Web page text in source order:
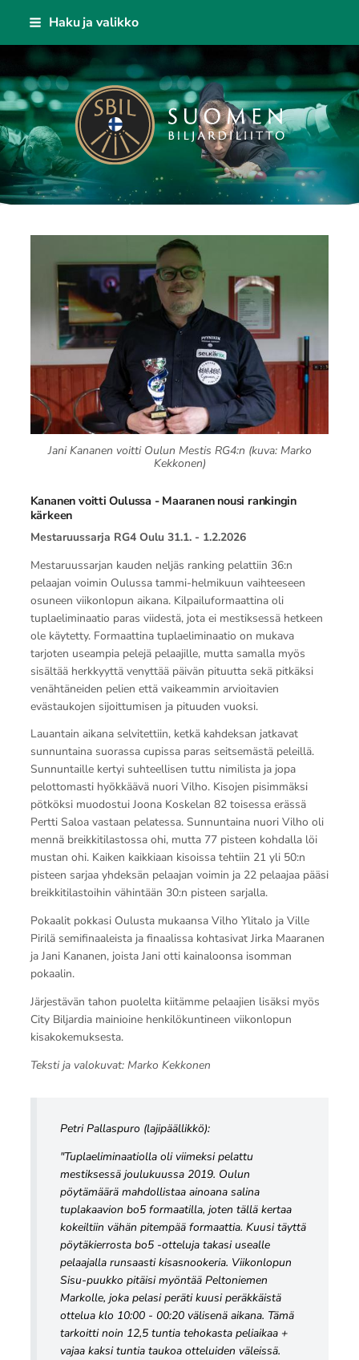
Siirry
sisältöön
Haku ja valikko
Suomen Biljardiliitto ry
Jani Kananen voitti Oulun Mestis RG4:n (kuva: Marko
Kekkonen)
Kananen voitti Oulussa - Maaranen nousi rankingin
kärkeen
Mestaruussarja RG4 Oulu 31.1. - 1.2.2026
Mestaruussarjan kauden neljäs ranking pelattiin 36:n
pelaajan voimin Oulussa tammi-helmikuun vaihteeseen
osuneen viikonlopun aikana. Kilpailuformaattina oli
tuplaeliminaatio paras viidestä, jota ei mestiksessä hetkeen
ole käytetty. Formaattina tuplaeliminaatio on mukava
tarjoten useampia pelejä pelaajille, mutta samalla myös
sisältää herkkyyttä venyttää päivän pituutta sekä pitkäksi
venähtäneiden pelien että vaikeammin arvioitavien
evästaukojen sijoittumisen ja pituuden vuoksi.
Lauantain aikana selvitettiin, ketkä kahdeksan jatkavat
sunnuntaina suorassa cupissa paras seitsemästä peleillä.
Sunnuntaille kertyi suhteellisen tuttu nimilista ja jopa
pelottomasti hyökkäävä nuori Vilho. Kisojen pisimmäksi
pötköksi muodostui Joona Koskelan 82 toisessa erässä
Pertti Saloa vastaan pelatessa. Sunnuntaina nuori Vilho oli
mennä breikkitilastossa ohi, mutta 77 pisteen kohdalla löi
mustan ohi. Kaiken kaikkiaan kisoissa tehtiin 21 yli 50:n
pisteen sarjaa yhdeksän pelaajan voimin ja 22 pelaajaa pääsi
breikkitilastoihin vähintään 30:n pisteen sarjalla.
Pokaalit pokkasi Oulusta mukaansa Vilho Ylitalo ja Ville
Pirilä semifinaaleista ja finaalissa kohtasivat Jirka Maaranen
ja Jani Kananen, joista Jani otti kainaloonsa isomman
pokaalin.
Järjestävän tahon puolelta kiitämme pelaajien lisäksi myös
City Biljardia mainioine henkilökuntineen viikonlopun
kisakokemuksesta.
Teksti ja valokuvat: Marko Kekkonen
Petri Pallaspuro (lajipäällikkö):
"Tuplaeliminaatiolla oli viimeksi pelattu
mestiksessä joulukuussa 2019. Oulun
pöytämäärä mahdollistaa ainoana salina
tuplakaavion bo5 formaatilla, joten tällä kertaa
kokeiltiin vähän pitempää formaattia. Kuusi täyttä
pöytäkierrosta bo5 -otteluja takasi usealle
pelaajalla runsaasti kisasnookeria. Viikonlopun
Sisu-puukko pitäisi myöntää Peltoniemen
Markolle, joka pelasi peräti kuusi peräkkäistä
ottelua klo 10:00 - 00:20 välisenä aikana. Tämä
tarkoitti noin 12,5 tuntia tehokasta peliaikaa +
vajaa kaksi tuntia taukoa otteluiden väleissä.